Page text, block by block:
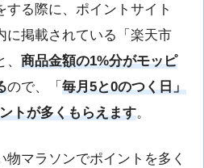
する際に、ポイントサイト
に掲載されている「楽天市
商品金額の1%分がモッピ
ので、「 毎月5と0のつく日」
トが多くもらえます。
マラソンでポイントを多く